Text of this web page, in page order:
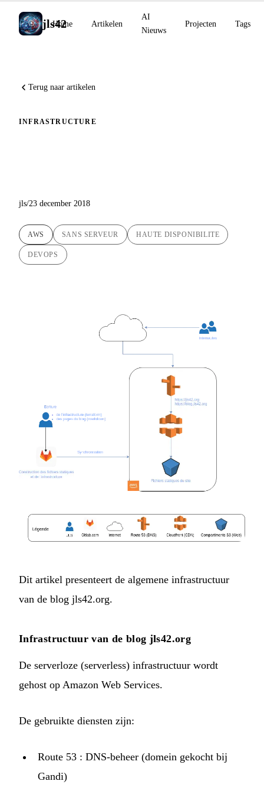
jls42
Home Artikelen
AI
Nieuws
Projecten Tags
Terug naar artikelen
INFRASTRUCTURE
jls/23 december 2018
AWS SANS SERVEUR HAUTE DISPONIBILITE
DEVOPS
Dit artikel presenteert de algemene infrastructuur
van de blog jls42.org.
Infrastructuur van de blog jls42.org
De serverloze (serverless) infrastructuur wordt
gehost op Amazon Web Services.
De gebruikte diensten zijn:
Route 53 : DNS-beheer (domein gekocht bij
Gandi)